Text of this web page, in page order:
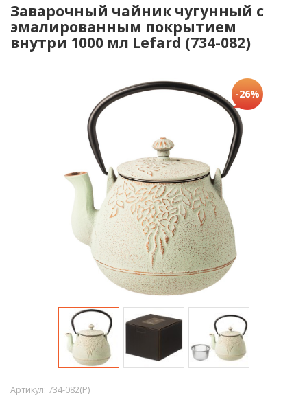
Заварочный чайник чугунный с
эмалированным покрытием
внутри 1000 мл Lefard (734-082)
-26%
Артикул: 734-082(P)